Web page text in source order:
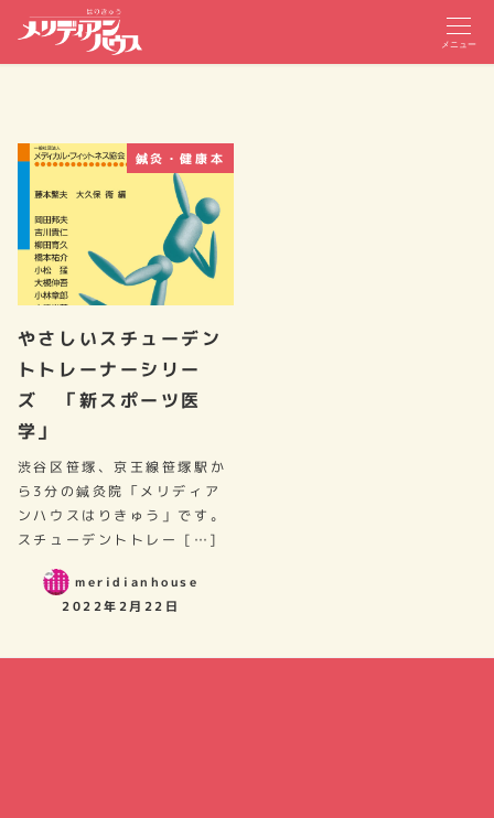
メニュー
鍼灸・健康本
やさしいスチューデン
トトレーナーシリー
ズ 「新スポーツ医
学」
渋谷区笹塚、京王線笹塚駅か
ら3分の鍼灸院「メリディア
ンハウスはりきゅう」です。
スチューデントトレー […]
meridianhouse
2022年2月22日